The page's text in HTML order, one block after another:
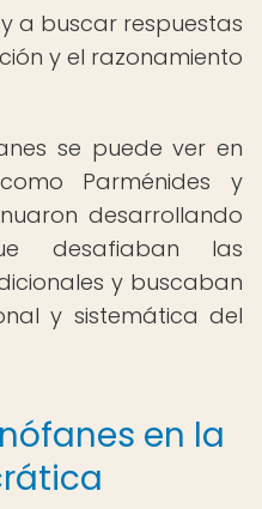
a buscar respuestas
y el razonamiento
se puede ver en
Parménides y
desarrollando
desafiaban las
y buscaban
y sistemática del
en la